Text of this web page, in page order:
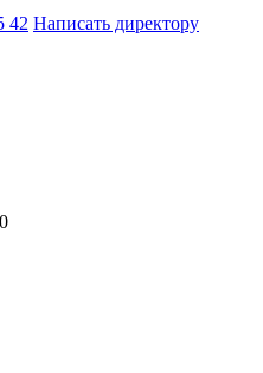
42 Написать директору